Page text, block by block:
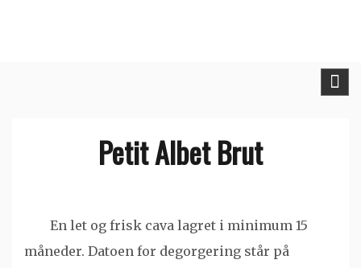
Petit Albet Brut
En let og frisk cava lagret i minimum 15
måneder. Datoen for degorgering står på